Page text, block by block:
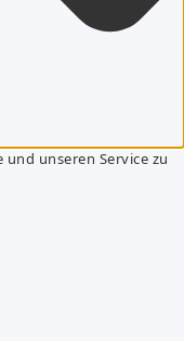
unseren Service zu